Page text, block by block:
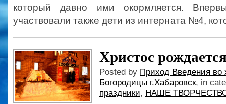
который давно ими окормляется.
участвовали также дети из интерната №4,
Христос
Posted by Приход Введения во
Богородицы г.Хабаровск, in
праздники, НАШЕ